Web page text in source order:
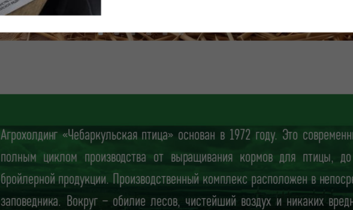
Агрохолдинг «Чебаркульская птица» основан в 1972 году. Это
полным циклом производства от выращивания кормов для птицы, до
бройлерной продукции. Производственный комплекс расположен в
заповедника. Вокруг – обилие лесов, чистейший воздух и никаких